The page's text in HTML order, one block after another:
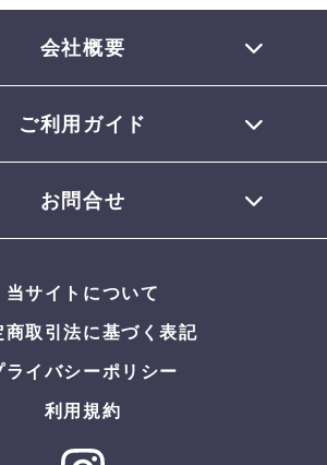
会社概要
ご利用ガイド
お支払いについて
返品・交換について
よくある質問
お問合せ
当サイトについて
商取引法に基づく表記
ライバシーポリシー
利用規約